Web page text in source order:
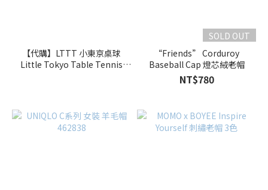
【代購】LTTT 小東京桌球
Little Tokyo Table Tennis
SOLD OUT
“Friends” Corduroy
Baseball Cap 燈芯絨老帽
NT$780